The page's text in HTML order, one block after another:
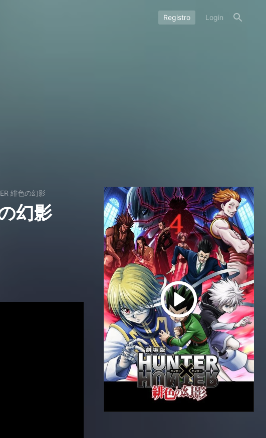
Registro Login
緋色の幻影
幻影